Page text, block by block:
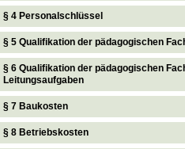
§ 4 Personalschlüssel
§ 5 Qualifikation der pädagogischen
§ 6 Qualifikation der pädagogischen
Leitungsaufgaben
§ 7 Baukosten
§ 8 Betriebskosten